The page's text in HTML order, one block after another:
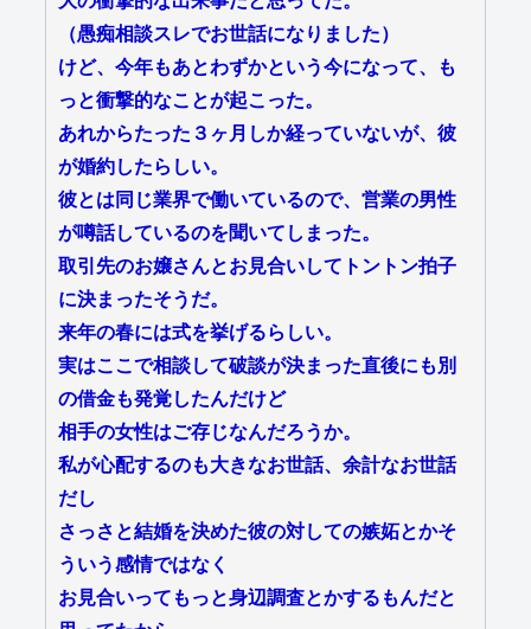
（愚痴相談スレでお世話になりました）
けど、今年もあとわずかという今になって、も
っと衝撃的なことが起こった。
あれからたった３ヶ月しか経っていないが、彼
が婚約したらしい。
彼とは同じ業界で働いているので、営業の男性
が噂話しているのを聞いてしまった。
取引先のお嬢さんとお見合いしてトントン拍子
に決まったそうだ。
来年の春には式を挙げるらしい。
実はここで相談して破談が決まった直後にも別
の借金も発覚したんだけど
相手の女性はご存じなんだろうか。
私が心配するのも大きなお世話、余計なお世話
だし
さっさと結婚を決めた彼の対しての嫉妬とかそ
ういう感情ではなく
お見合いってもっと身辺調査とかするもんだと